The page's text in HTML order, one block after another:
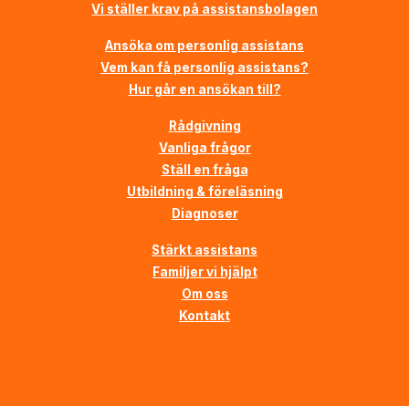
Vi ställer krav på assistansbolagen
Ansöka om personlig assistans
Vem kan få personlig assistans?
Hur går en ansökan till?
Rådgivning
Vanliga frågor
Ställ en fråga
Utbildning & föreläsning
Diagnoser
Stärkt assistans
Familjer vi hjälpt
Om oss
Kontakt